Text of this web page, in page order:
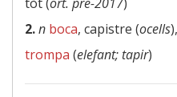
2.n boca, capistre (ocells
trompa (elefant; tapir)